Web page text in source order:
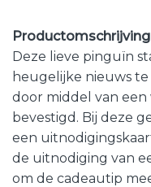
Productomschrijving
Deze lieve pinguïn
heugelijke nieuws
door middel van
bevestigd. Bij deze
een
de uitnodiging van
om de cadeautip